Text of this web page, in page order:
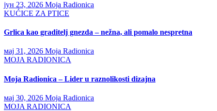
јун 23, 2026 Moja Radionica
KUĆICE ZA PTICE
Grlica kao graditelj gnezda – nežna, ali pomalo nespretna
мај 31, 2026 Moja Radionica
MOJA RADIONICA
Moja Radionica – Lider u raznolikosti dizajna
мај 30, 2026 Moja Radionica
MOJA RADIONICA